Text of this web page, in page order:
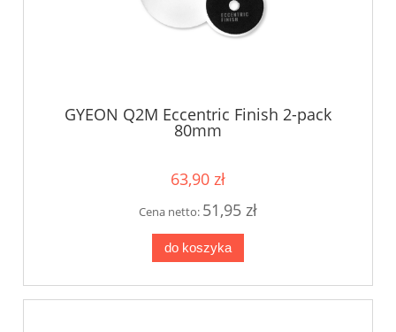
GYEON Q2M Eccentric Finish 2-pack
80mm
63,90 zł
Cena netto: 51,95 zł
do koszyka